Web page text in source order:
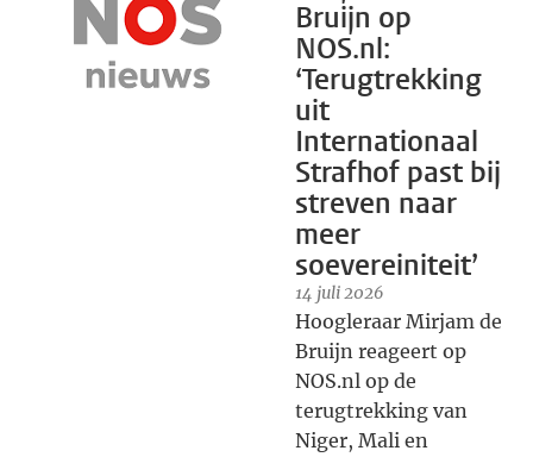
Bruijn op
NOS.nl:
‘Terugtrekking
uit
Internationaal
Strafhof past bij
streven naar
meer
soevereiniteit’
14 juli 2026
Hoogleraar Mirjam de
Bruijn reageert op
NOS.nl op de
terugtrekking van
Niger, Mali en